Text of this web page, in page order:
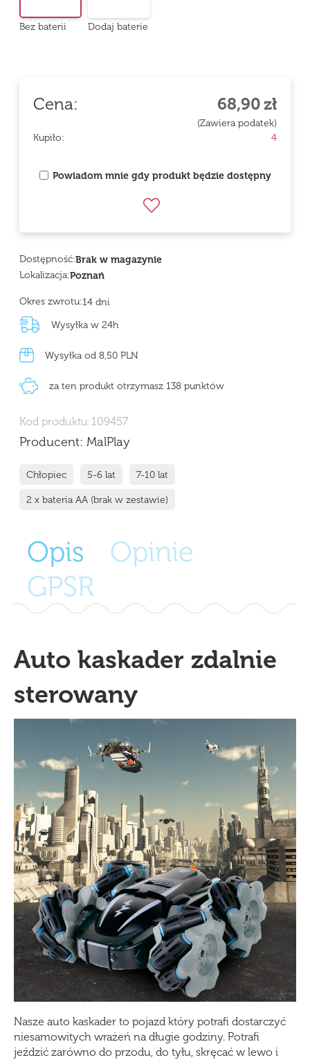
Bez baterii Dodaj baterie
Cena: 68,90zł
(Zawiera podatek)
Kupiło:
4
Powiadom mnie gdy produkt będzie dostępny
Dostępność:Brak w magazynie
Lokalizacja:Poznań
Okres zwrotu:14 dni
za ten produkt otrzymasz 138 punktów
Wysyłka w 24h
Wysyłka od 8,50 PLN
Kod produktu:109457
Producent: MalPlay
Chłopiec 5-6 lat 7-10 lat
2 x bateria AA (brak w zestawie)
Opis
Opinie
GPSR
Auto kaskader zdalnie
sterowany
Nasze auto kaskader to pojazd który potrafi dostarczyć
niesamowitych wrażeń na długie godziny. Potrafi
jeździć zarówno do przodu, do tyłu, skręcać w lewo i